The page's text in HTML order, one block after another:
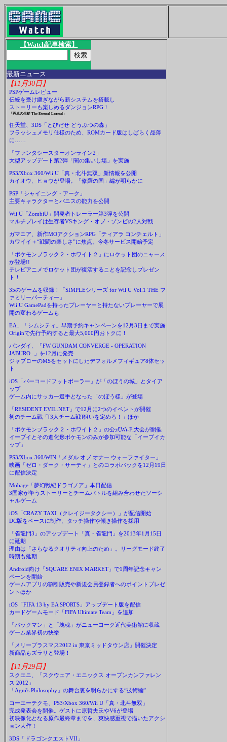
【Watch記事検索】
最新ニュース
【11月30日】
PSPゲームレビュー
伝統を受け継ぎながら新システムを搭載し
ストーリーも楽しめるダンジョンRPG！
「円卓の生徒 The Eternal Legend」
任天堂、3DS「とびだせ どうぶつの森」
フラッシュメモリ仕様のため、ROMカード版はしばらく品薄
に……
「ファンタシースターオンライン2」
大型アップデート第2弾「闇の集いし場」を実施
PS3/Xbox 360/Wii U「真・北斗無双」新情報を公開
カイオウ、ヒョウが登場。「修羅の国」編が明らかに
PSP「シャイニング・アーク」
主要キャラクターとパニスの能力を公開
Wii U「ZombiU」開発者トレーラー第3弾を公開
マルチプレイは生存者VSキング・オブ・ゾンビの2人対戦
ガマニア、新作MOアクションRPG「ティアラ コンチェルト」
カワイイ＋“戦闘の楽しさ”に焦点。今冬サービス開始予定
「ポケモンブラック２・ホワイト２」にロケット団のニャース
が登場!!
テレビアニメでロケット団が復活することを記念しプレゼン
ト！
35のゲームを収録！「SIMPLEシリーズ for Wii U Vol.1 THE フ
ァミリーパーティー」
Wii U GamePadを持ったプレーヤーと持たないプレーヤーで展
開の変わるゲームも
EA、「シムシティ」早期予約キャンペーンを12月3日まで実施
Originで先行予約すると最大5,000円おトクに！
バンダイ、「FW GUNDAM CONVERGE - OPERATION
JABURO -」を12月に発売
ジャブローのMSをセットにしたデフォルメフィギュア8体セッ
ト
iOS「バーコードフットボーラー」が「のぼうの城」とタイア
ップ
ゲーム内にサッカー選手となった「のぼう様」が登場
「RESIDENT EVIL.NET」で12月に2つのイベントが開催
初のチーム戦「[3人チーム戦]狙いを定めろ！」ほか
「ポケモンブラック２・ホワイト２」の公式Wi-Fi大会が開催
イーブイとその進化形ポケモンのみが参加可能な「イーブイカ
ップ」
PS3/Xbox 360/WIN「メダル オブ オナー ウォーファイター」
映画「ゼロ・ダーク・サーティ」とのコラボパックを12月19日
に配信決定
Mobage「夢幻戦紀ドラゴノア」本日配信
3国家が争うストーリーとチームバトルを組み合わせたソーシ
ャルゲーム
iOS「CRAZY TAXI（クレイジータクシー）」が配信開始
DC版をベースに制作、タッチ操作や傾き操作を採用
「雀龍門3」のアップデート「真・雀龍門」を2013年1月15日
に延期
理由は「さらなるクオリティ向上のため」。リーグモード終了
時期も延期
Android向け「SQUARE ENIX MARKET」で1周年記念キャン
ペーンを開始
ゲームアプリの割引販売や新規会員登録者へのポイントプレゼ
ントほか
iOS「FIFA 13 by EA SPORTS」アップデート版を配信
カードゲームモード「FIFA Ultimate Team」を追加
「パックマン」と「塊魂」がニューヨーク近代美術館に収蔵
ゲーム業界初の快挙
「メリープラスマス2012 in 東京ミッドタウン店」開催決定
新商品もズラリと登場！
【11月29日】
スクエニ、「スクウェア・エニックス オープンカンファレン
ス 2012」
「Agni's Philosophy」の舞台裏を明らかにする“技術編”
コーエーテクモ、PS3/Xbox 360/Wii U「真・北斗無双」
完成発表会を開催。ゲストに原哲夫氏やV6が登場
初映像化となる原作最終章までを、爽快感重視で描いたアクシ
ョン大作！
3DS「ドラゴンクエストVII」